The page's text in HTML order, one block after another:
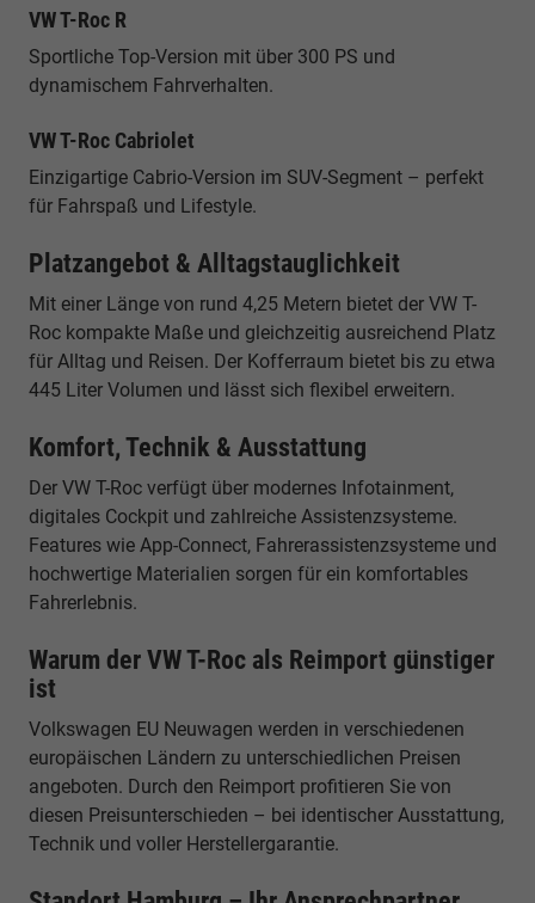
VW T-Roc R
Sportliche Top-Version mit über 300 PS und
dynamischem Fahrverhalten.
VW T-Roc Cabriolet
Einzigartige Cabrio-Version im SUV-Segment – perfekt
für Fahrspaß und Lifestyle.
Platzangebot & Alltagstauglichkeit
Mit einer Länge von rund 4,25 Metern bietet der VW T-
Roc kompakte Maße und gleichzeitig ausreichend Platz
für Alltag und Reisen. Der Kofferraum bietet bis zu etwa
445 Liter Volumen und lässt sich flexibel erweitern.
Komfort, Technik & Ausstattung
Der VW T-Roc verfügt über modernes Infotainment,
digitales Cockpit und zahlreiche Assistenzsysteme.
Features wie App-Connect, Fahrerassistenzsysteme und
hochwertige Materialien sorgen für ein komfortables
Fahrerlebnis.
Warum der VW T-Roc als Reimport günstiger
ist
Volkswagen EU Neuwagen werden in verschiedenen
europäischen Ländern zu unterschiedlichen Preisen
angeboten. Durch den Reimport profitieren Sie von
diesen Preisunterschieden – bei identischer Ausstattung,
Technik und voller Herstellergarantie.